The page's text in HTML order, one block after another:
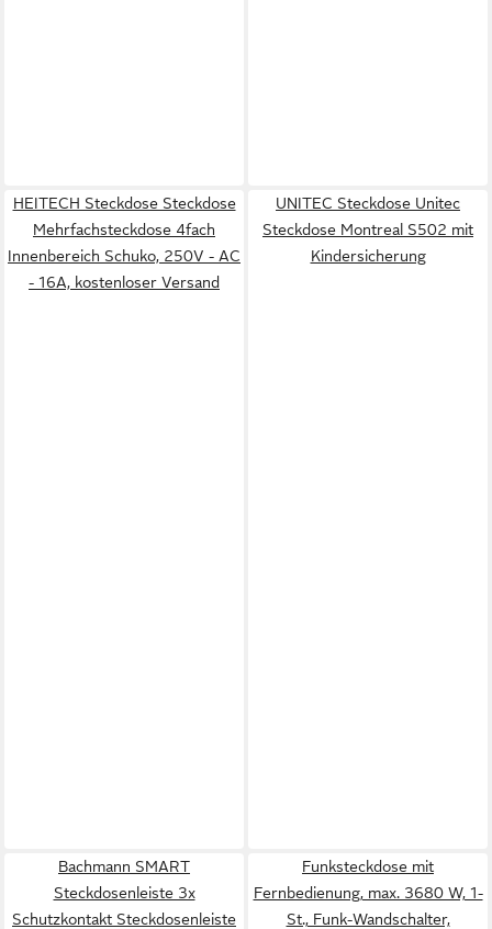
HEITECH Steckdose Steckdose
Mehrfachsteckdose 4fach
Innenbereich Schuko, 250V - AC
- 16A, kostenloser Versand
UNITEC Steckdose Unitec
Steckdose Montreal S502 mit
Kindersicherung
Bachmann SMART
Steckdosenleiste 3x
Schutzkontakt Steckdosenleiste
Funksteckdose mit
Fernbedienung, max. 3680 W, 1-
St., Funk-Wandschalter,